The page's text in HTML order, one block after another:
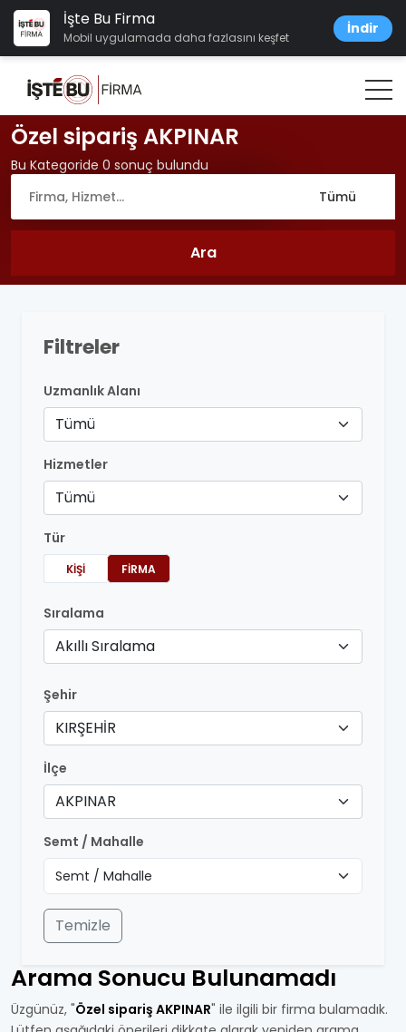
İşte Bu Firma
Mobil uygulamada daha fazlasını keşfet
İndir
Özel sipariş AKPINAR
Bu Kategoride 0 sonuç bulundu
Filtreler
Uzmanlık Alanı
Tümü
Hizmetler
Tümü
Tür
KIŞI FIRMA
Sıralama
Akıllı Sıralama
Şehir
KIRŞEHİR
İlçe
AKPINAR
Semt / Mahalle
Temizle
Arama Sonucu Bulunamadı
Üzgünüz, "Özel sipariş AKPINAR" ile ilgili bir firma bulamadık.